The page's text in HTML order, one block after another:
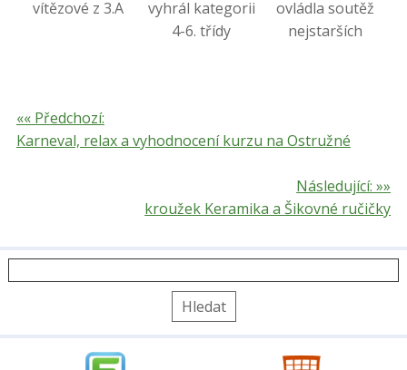
vítězové z 3.A
vyhrál kategorii
4-6. třídy
ovládla soutěž
nejstarších
«« Předchozí:
Karneval, relax a vyhodnocení kurzu na Ostružné
Následující: »»
kroužek Keramika a Šikovné ručičky